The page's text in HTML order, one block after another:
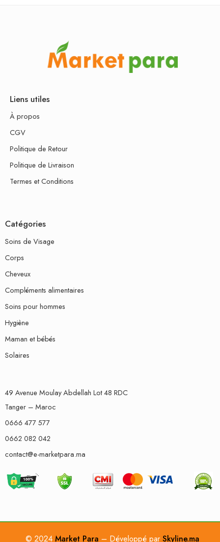
Liens utiles
À propos
CGV
Politique de Retour
Politique de Livraison
Termes et Conditions
Catégories
Soins de Visage
Corps
Cheveux
Compléments alimentaires
Soins pour hommes
Hygiène
Maman et bébés
Solaires
49 Avenue Moulay Abdellah Lot 48 RDC
Tanger – Maroc
0666 477 577
0662 082 042
contact@e-marketpara.ma
© 2024 Market Para – Développé par Skyline.ma